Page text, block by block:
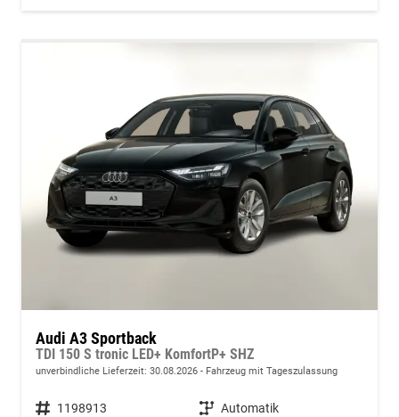
Audi A3 Sportback
TDI 150 S tronic LED+ KomfortP+ SHZ
unverbindliche Lieferzeit: 30.08.2026 Fahrzeug mit Tageszulassung
Fahrzeugnummer 1198913 Getriebe Automatik